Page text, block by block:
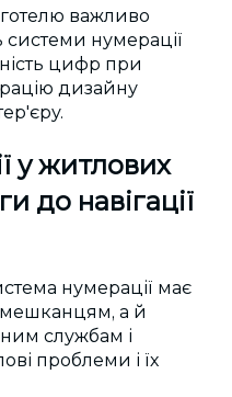
важливо
системи нумерації
цифр при
дизайну
у житлових
до навігації
нумерації має
а й
службам і
проблеми і їх